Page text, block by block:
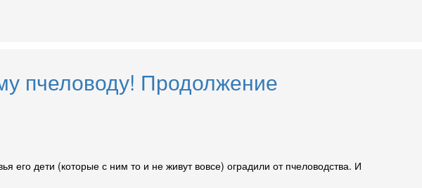
пчеловоду! Продолжение
его дети (которые с ним то и не живут вовсе) оградили от пчеловодства. И